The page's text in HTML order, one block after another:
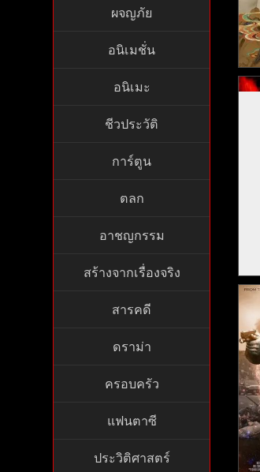
ผจญภัย
อนิเมชั่น
อนิเมะ
ชีวประวัติ
การ์ตูน
ตลก
อาชญกรรม
สร้างจากเรื่องจริง
สารคดี
ดราม่า
ครอบครัว
แฟนตาซี
ประวิติศาสตร์
ย์
ย์ศ
ศั